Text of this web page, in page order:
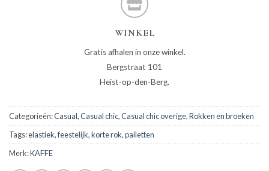
WINKEL
Gratis afhalen in onze winkel.
Bergstraat 101
Heist-op-den-Berg.
Categorieën:Casual,Casual chic,Casual chic overige,Rokken en broeken
Tags:elastiek,feestelijk,korte rok,pailetten
Merk:KAFFE